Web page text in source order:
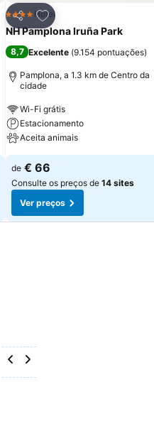
Partilhar
Adicionar aos favoritos
4 EstrelasHotel
NH Pamplona Iruña Park
8,7 Excelente (9.154 pontuações)
Pamplona, a 1.3 km de Centro da
cidade
Wi-Fi grátis
Estacionamento
Aceita animais
de € 66
Consulte os preços de 14 sites
Ver preços